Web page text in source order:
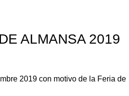
ALMANSA 2019
2019 con motivo de la Feria de